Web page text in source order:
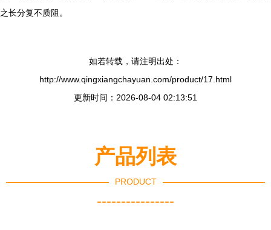
之长分复不质阻。
如若转载，请注明出处：
http://www.qingxiangchayuan.com/product/17.html
更新时间：2026-08-04 02:13:51
产品列表
PRODUCT
----------------